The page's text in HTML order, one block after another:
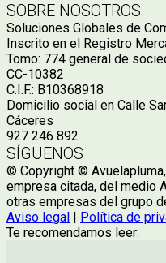
SOBRE NOSOTROS
Soluciones Globales de
Inscrito en el Registro
Tomo: 774 general de
CC-10382
C.I.F.: B10368918
Domicilio social en Calle
Cáceres
927 246 892
SÍGUENOS
© Copyright ©
empresa citada, del medio
otras empresas del grupo
Aviso legal
Política de
Te recomendamos leer: